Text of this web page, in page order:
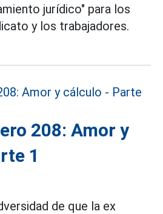
jurídico" para los
y los trabajadores.
208: Amor y
1
de que la ex